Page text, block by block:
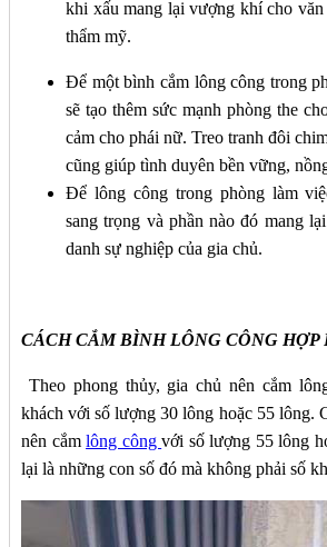
khi xấu mang lại vượng khí cho
thẩm mỹ.
Để một bình cắm lông công trong
sẽ tạo thêm sức mạnh phòng the
cảm cho phái nữ. Treo tranh đôi
cũng giúp tình duyên bền vững,
Để lông công trong phòng làm
sang trọng và phần nào đó mang
danh sự nghiệp của gia chủ.
CÁCH CẮM BÌNH LÔNG CÔNG HỢP
Theo phong thủy, gia chủ nên cắm
khách với số lượng 30 lông hoặc 55 lông.
nên cắmlông côngvới số lượng 55 lông
lại là những con số đó mà không phải số